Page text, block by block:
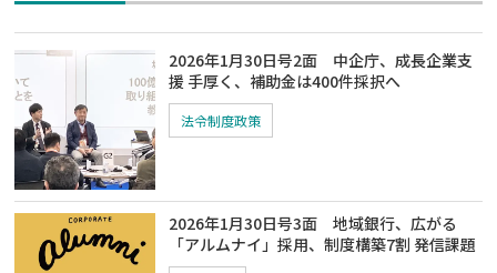
2026年1月30日号2面 中企庁、成長企業支
援 手厚く、補助金は400件採択へ
法令制度政策
2026年1月30日号3面 地域銀行、広がる
「アルムナイ」採用、制度構築7割 発信課題